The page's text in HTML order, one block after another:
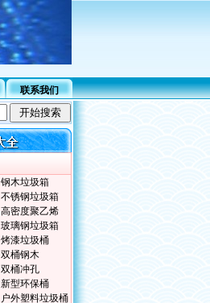
联系我们
钢木垃圾箱
不锈钢垃圾箱
高密度聚乙烯
玻璃钢垃圾箱
烤漆垃圾桶
双桶钢木
双桶冲孔
新型环保桶
户外塑料垃圾桶